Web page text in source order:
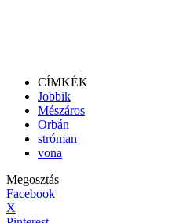
CÍMKÉK
Jobbik
Mészáros
Orbán
stróman
vona
Megosztás
Facebook
X